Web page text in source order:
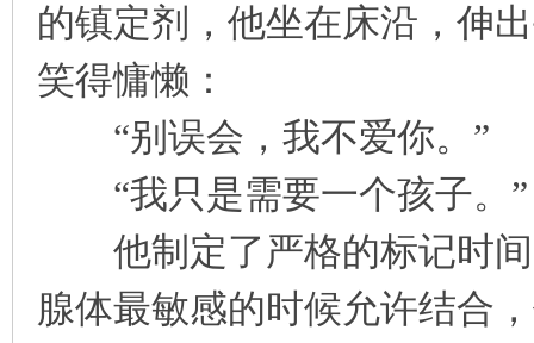
的镇定剂，他坐在床沿，伸
笑得慵懒：
“别误会，我不爱你。”
“我只是需要一个孩子。”
他制定了严格的标记时间
腺体最敏感的时候允许结合